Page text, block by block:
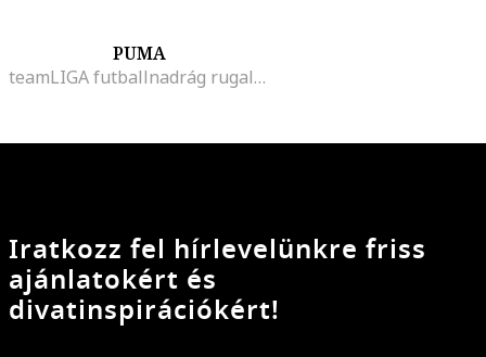
PUMA
teamLIGA futballnadrág rugalmas derékrésszel, Fehér/Tengerészkék
Iratkozz fel hírlevelünkre friss
ajánlatokért és
divatinspirációkért!